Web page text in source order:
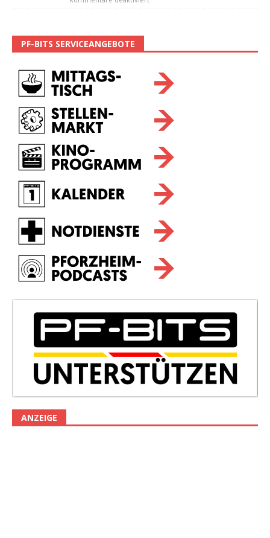
PF-BITS SERVICEANGEBOTE
ANZEIGE